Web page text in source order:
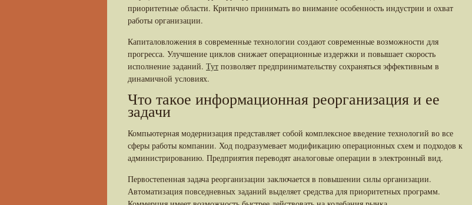
приоритетные области. Критично принимать во внимание особенность индустрии и охват
работы организации.
Капиталовложения в современные технологии создают современные возможности для
прогресса. Улучшение циклов снижает операционные издержки и повышает скорость
исполнение заданий. Тут позволяет предпринимательству сохраняться эффективным в
динамичной условиях.
Что такое информационная реорганизация и ее
задачи
Компьютерная модернизация представляет собой комплексное введение технологий во все
сферы работы компании. Ход подразумевает модификацию операционных схем и подходов к
администрированию. Предприятия переводят аналоговые операции в электронный вид.
Первостепенная задача реорганизации заключается в повышении силы организации.
Автоматизация повседневных заданий выделяет средства для приоритетных программ.